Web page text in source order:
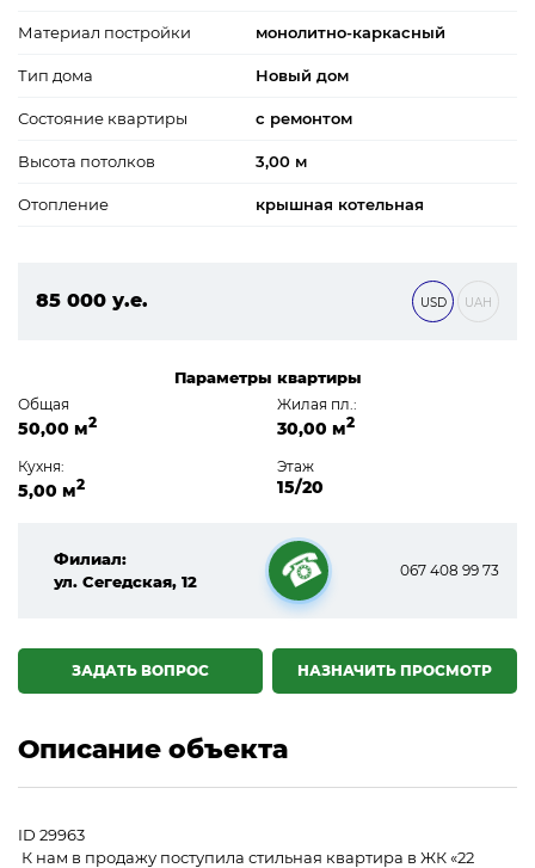
Материал постройки монолитно-каркасный
Тип дома Новый дом
Состояние квартиры с ремонтом
Высота потолков 3,00 м
Отопление крышная котельная
85 000 у.е.
USD UAH
Параметры квартиры
Общая
50,00 м2
Жилая пл.:
30,00 м2
Кухня:
5,00 м2
Этаж
15/20
Филиал:
ул. Сегедская, 12
☎
067 408 99 73
НАЗНАЧИТЬ ПРОСМОТР
ЗАДАТЬ ВОПРОС
Описание объекта
ID 29963
К нам в продажу поступила стильная квартира в ЖК «22